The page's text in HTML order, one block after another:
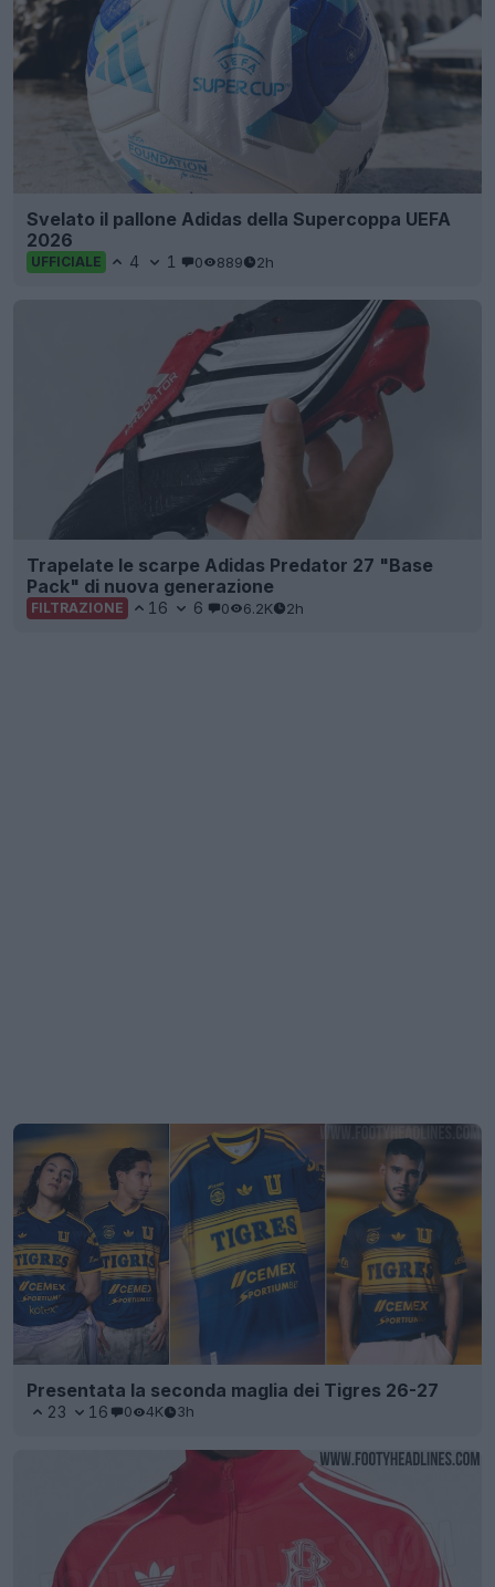
Svelato il pallone Adidas della Supercoppa UEFA
2026
UFFICIALE 4 1 0 889 2h
Trapelate le scarpe Adidas Predator 27 "Base
Pack" di nuova generazione
FILTRAZIONE 16 6 0 6.2K 2h
Presentata la seconda maglia dei Tigres 26-27
23 16 0 4K 3h